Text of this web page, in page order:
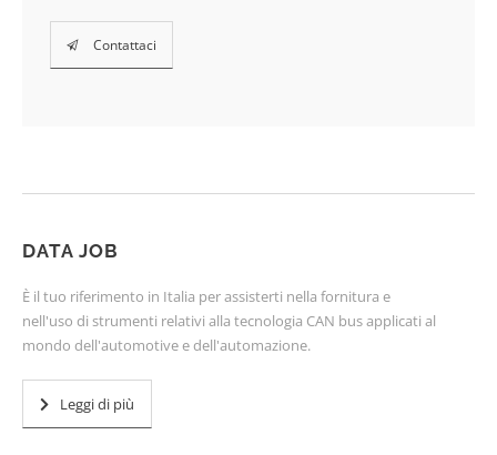
Contattaci
DATA JOB
È il tuo riferimento in Italia per assisterti nella fornitura e
nell'uso di strumenti relativi alla tecnologia CAN bus applicati al
mondo dell'automotive e dell'automazione.
Leggi di più